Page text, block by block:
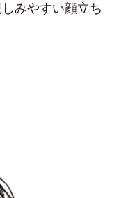
みやすい顔立ち